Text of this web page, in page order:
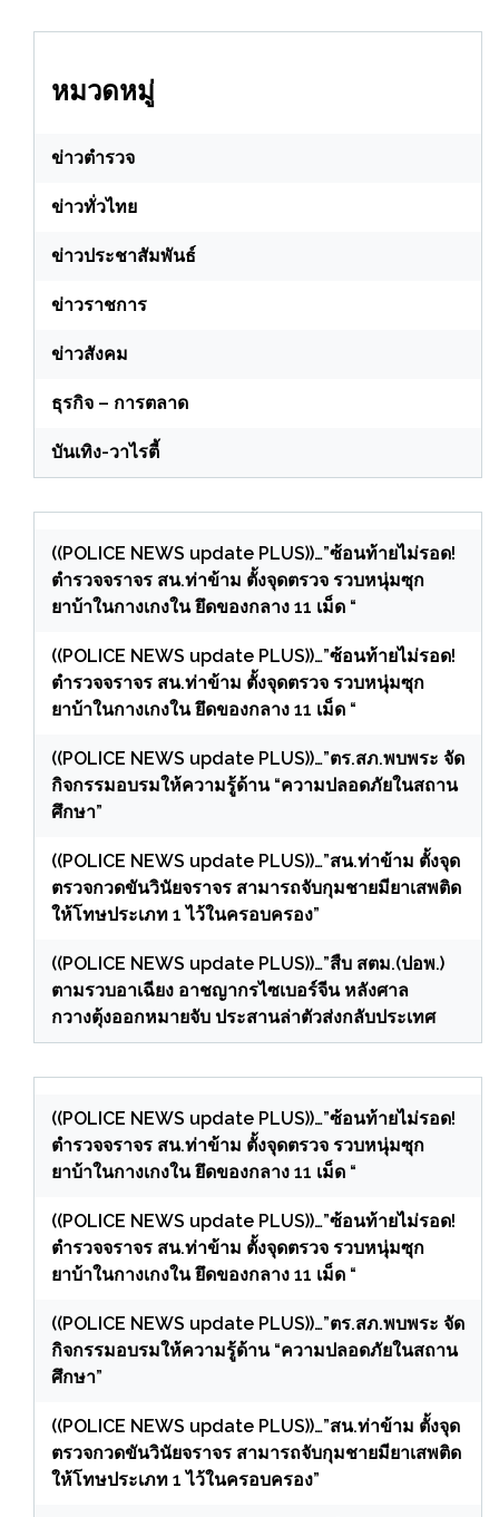
หมวดหมู่
ข่าวตำรวจ
ข่าวทั่วไทย
ข่าวประชาสัมพันธ์
ข่าวราชการ
ข่าวสังคม
ธุรกิจ – การตลาด
บันเทิง-วาไรตี้
((POLICE NEWS update PLUS))…”ซ้อนท้ายไม่รอด!
ตำรวจจราจร สน.ท่าข้าม ตั้งจุดตรวจ รวบหนุ่มซุก
ยาบ้าในกางเกงใน ยึดของกลาง 11 เม็ด “
((POLICE NEWS update PLUS))…”ซ้อนท้ายไม่รอด!
ตำรวจจราจร สน.ท่าข้าม ตั้งจุดตรวจ รวบหนุ่มซุก
ยาบ้าในกางเกงใน ยึดของกลาง 11 เม็ด “
((POLICE NEWS update PLUS))…”ตร.สภ.พบพระ จัด
กิจกรรมอบรมให้ความรู้ด้าน “ความปลอดภัยในสถาน
ศึกษา”
((POLICE NEWS update PLUS))…”สน.ท่าข้าม ตั้งจุด
ตรวจกวดขันวินัยจราจร สามารถจับกุมชายมียาเสพติด
ให้โทษประเภท 1 ไว้ในครอบครอง”
((POLICE NEWS update PLUS))…”สืบ สตม.(ปอพ.)
ตามรวบอาเฉียง อาชญากรไซเบอร์จีน หลังศาล
กวางตุ้งออกหมายจับ ประสานล่าตัวส่งกลับประเทศ
((POLICE NEWS update PLUS))…”ซ้อนท้ายไม่รอด!
ตำรวจจราจร สน.ท่าข้าม ตั้งจุดตรวจ รวบหนุ่มซุก
ยาบ้าในกางเกงใน ยึดของกลาง 11 เม็ด “
((POLICE NEWS update PLUS))…”ซ้อนท้ายไม่รอด!
ตำรวจจราจร สน.ท่าข้าม ตั้งจุดตรวจ รวบหนุ่มซุก
ยาบ้าในกางเกงใน ยึดของกลาง 11 เม็ด “
((POLICE NEWS update PLUS))…”ตร.สภ.พบพระ จัด
กิจกรรมอบรมให้ความรู้ด้าน “ความปลอดภัยในสถาน
ศึกษา”
((POLICE NEWS update PLUS))…”สน.ท่าข้าม ตั้งจุด
ตรวจกวดขันวินัยจราจร สามารถจับกุมชายมียาเสพติด
ให้โทษประเภท 1 ไว้ในครอบครอง”